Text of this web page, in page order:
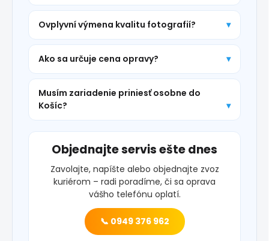
Ovplyvní výmena kvalitu fotografií?
Ako sa určuje cena opravy?
Musím zariadenie priniesť osobne do
Košíc?
Objednajte servis ešte dnes
Zavolajte, napíšte alebo objednajte zvoz
kuriérom – radi poradíme, či sa oprava
vášho telefónu oplatí.
📞 0949 376 962